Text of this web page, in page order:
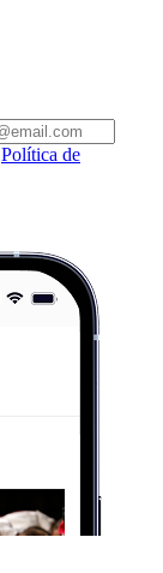
Política de